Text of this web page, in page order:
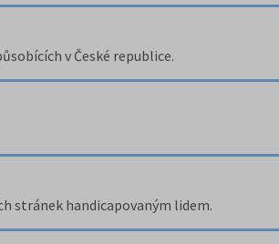
v České republice.
stránek handicapovaným lidem.